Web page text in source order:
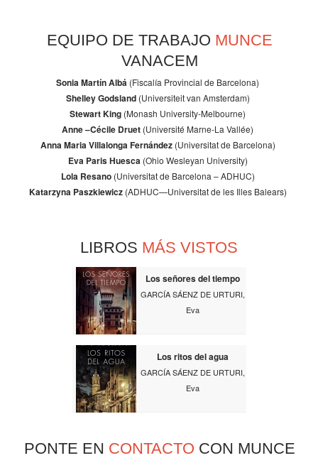
EQUIPO DE TRABAJO MUNCE
VANACEM
Sonia Martín Albá (Fiscalía Provincial de Barcelona)
Shelley Godsland(Universiteit van Amsterdam)
Stewart King (Monash University-Melbourne)
Anne –Cécile Druet (Université Marne-La Vallée)
Anna Maria Villalonga Fernández(Universitat de Barcelona)
Eva Paris Huesca (Ohio Wesleyan University)
Lola Resano (Universitat de Barcelona – ADHUC)
Katarzyna Paszkiewicz(ADHUC—Universitat de les Illes Balears)
LIBROS MÁS VISTOS
Los señores del tiempo
GARCÍA SÁENZ DE URTURI,
Eva
Los ritos del agua
GARCÍA SÁENZ DE URTURI,
Eva
PONTE EN CONTACTO CON MUNCE